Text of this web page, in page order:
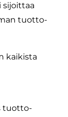
sijoittaa
tuotto-
kaikista
tuotto-